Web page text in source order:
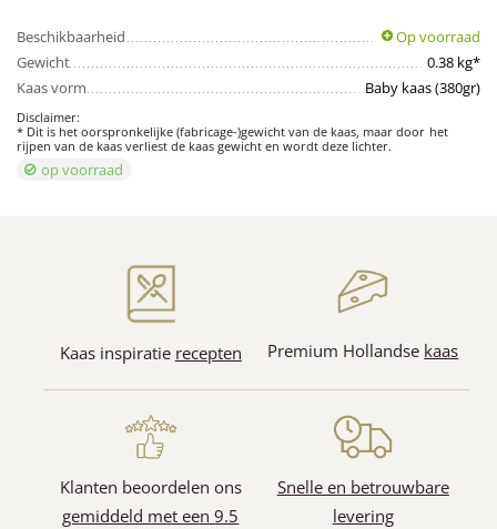
Beschikbaarheid
Op voorraad
Gewicht
0.38 kg*
Kaas vorm
Baby kaas (380gr)
Disclaimer:
* Dit is het oorspronkelijke (fabricage-)gewicht van de kaas, maar door het
rijpen van de kaas verliest de kaas gewicht en wordt deze lichter.
op voorraad
Kaas inspiratie recepten Premium Hollandse kaas
Klanten beoordelen ons
gemiddeld met een 9.5
Snelle en betrouwbare
levering